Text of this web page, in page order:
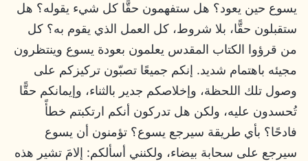
يسوع حين يعود؟ هل ستفهمون حقًّا كل شيء يقوله؟ هل
ستقبلون حقًّا، بلا شروط، كل العمل الذي يقوم به؟ كل
من قرؤوا الكتاب المقدس يعلمون بعودة يسوع وينتظرون
مجيئه باهتمام شديد. إنكم جميعًا تصبّون تركيزكم على
وصول تلك اللحظة، وإخلاصكم جدير بالثناء، وإيمانكم حقًّا
تُحسدون عليه، ولكن هل تدركون أنكم ارتكبتم خطأً
فادحًا؟ بأي طريقة سيرجع يسوع؟ تؤمنون أن يسوع
سيرجع على سحابة بيضاء، ولكنني أسألكم: إلامَ تشير هذه